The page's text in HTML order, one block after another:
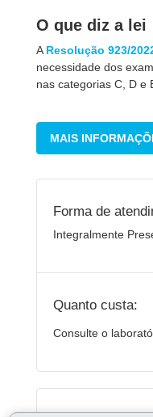
O que diz a lei
A Resolução 923/
necessidade dos
nas categorias C, D e
MAIS
Forma de
Integralmente
Quanto custa:
Consulte o